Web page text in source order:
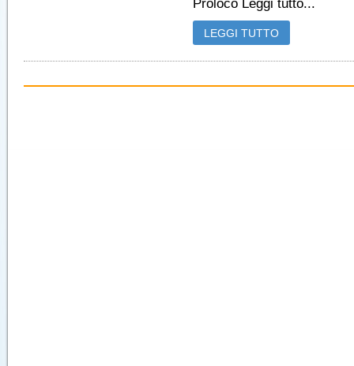
Proloco Leggi tutto...
LEGGI TUTTO